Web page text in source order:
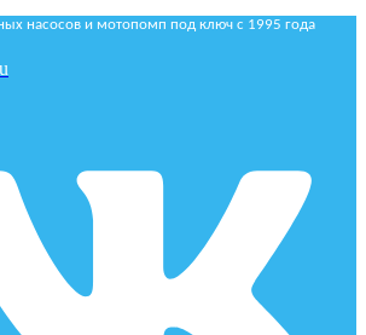
насосов и мотопомп под ключ с 1995 года